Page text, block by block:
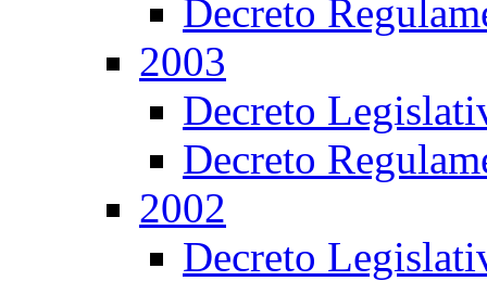
Decreto
2003
Decreto
Decreto
2002
Decreto